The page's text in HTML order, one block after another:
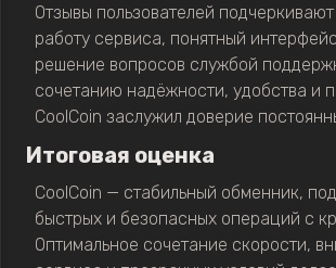
Отзывы пользователей
работу сервиса, понятный
решение вопросов службой
сочетанию надёжности, удобства и
CoolCoin заслужил доверие
Итоговая оценка
CoolCoin — стабильный обменник,
быстрых и безопасных операций с
Оптимальное сочетание скорости,